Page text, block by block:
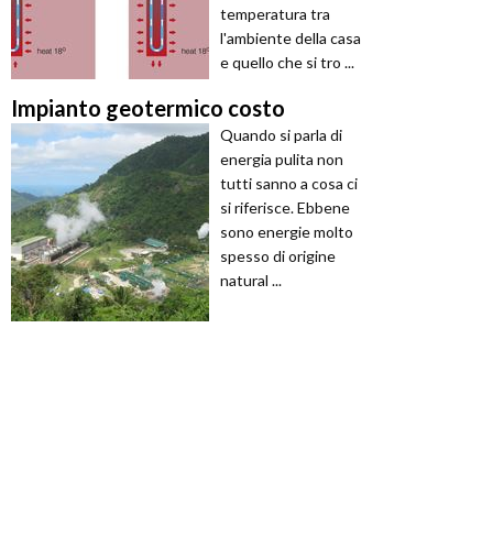
temperatura tra
l'ambiente della casa
e quello che si tro ...
Impianto geotermico costo
Quando si parla di
energia pulita non
tutti sanno a cosa ci
si riferisce. Ebbene
sono energie molto
spesso di origine
natural ...